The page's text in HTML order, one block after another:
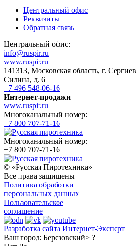
Центральный офис
Реквизиты
Обратная связь
Центральный офис:
info@ruspir.ru
www.ruspir.ru
141313, Московская область, г.
Силина, д. 6
+7 496 548-06-16
Интернет-продажи
www.ruspir.ru
Многоканальный номер:
+7 800 707-71-16
Многоканальный номер:
+7 800 707-71-16
© «Русская Пиротехника»
Все права защищены
Политика обработки
персональных данных
Пользовательское
соглашение
Разработка сайта Интернет-Эксперт
Ваш город: Березовский> ?